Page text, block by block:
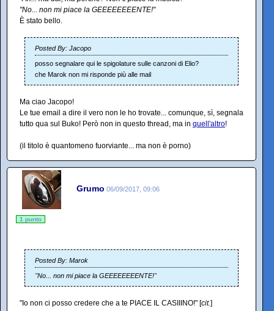
"No... non mi piace la GEEEEEEEENTE!"
È stato bello.
Posted By: Jacopo
posso segnalare qui le spigolature sulle canzoni di Elio?
che Marok non mi risponde più alle mail
Ma ciao Jacopo!
Le tue email a dire il vero non le ho trovate... comunque, sì, segnala
tutto qua sul Buko! Però non in questo thread, ma in quell'altro!
(il titolo è quantomeno fuorviante... ma non è porno)
Grumo 06/09/2017, 09:06
1 punto
Posted By: Marok
"No... non mi piace la GEEEEEEEENTE!"
"Io non ci posso credere che a te PIACE IL CASIIINO!" [cit.]